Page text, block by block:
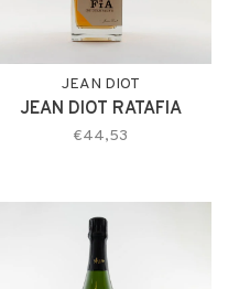
JEAN DIOT
JEAN DIOT RATAFIA
€44,53